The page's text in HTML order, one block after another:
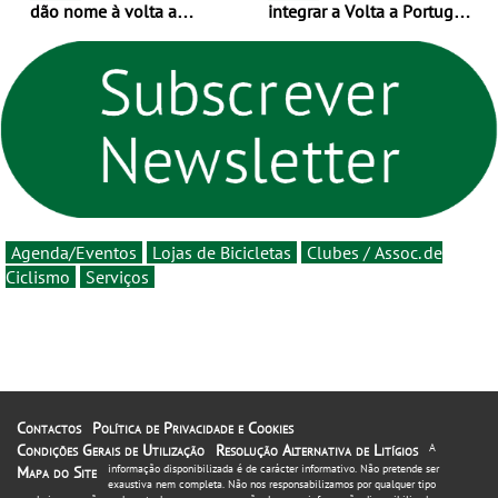
dão nome à volta a
um novo ciclo da prova
rumo ao centenário - Volta
a Portugal em Bicicleta
estará na estrada entre 5 e
16 de agosto
integrar a Volta a Portugal
Agenda/Eventos Lojas de Bicicletas
Clubes / Assoc. de
Ciclismo
Serviços
Contactos
Política de Privacidade e Cookies
Condições Gerais de Utilização
Resolução Alternativa de Litígios
Mapa do Site
A
informação disponibilizada é de carácter informativo. Não pretende ser
exaustiva nem completa. Não nos responsabilizamos por qualquer tipo